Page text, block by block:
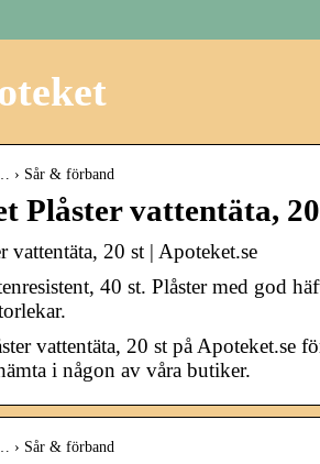
› Sår & förband
Plåster vattentäta,
vattentäta, 20 st | Apoteket.se
40 st. Plåster med god
vattentäta, 20 st på Apoteket.se
i någon av våra butiker.
› Sår & förband